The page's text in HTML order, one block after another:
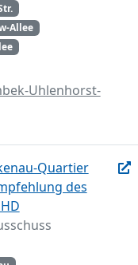
Allee
Uhlenhorst-
Quartier
des